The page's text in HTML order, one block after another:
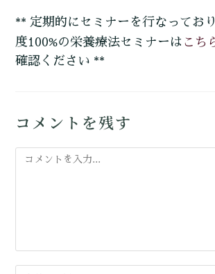
** 定期的にセミナーを行なってお
度100%の栄養療法セミナーは こち
確認ください **
コメントを残す